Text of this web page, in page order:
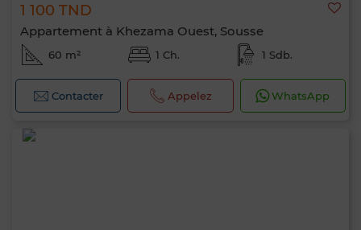
1 100 TND
Appartement à Khezama Ouest, Sousse
60 m² 1 Ch. 1 Sdb.
Contacter Appelez WhatsApp